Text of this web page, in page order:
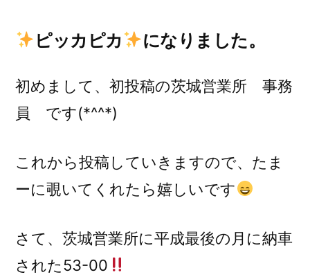
ピッカピカ になりました。
初めまして、初投稿の茨城営業所 事務
員 です(*^^*)
これから投稿していきますので、たま
ーに覗いてくれたら嬉しいです
さて、茨城営業所に平成最後の月に納車
された53-00